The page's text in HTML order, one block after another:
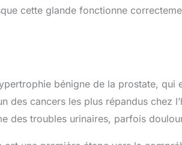
cette glande fonctionne
bénigne de la prostate, qui
des cancers les plus répandus chez
des troubles urinaires, parfois